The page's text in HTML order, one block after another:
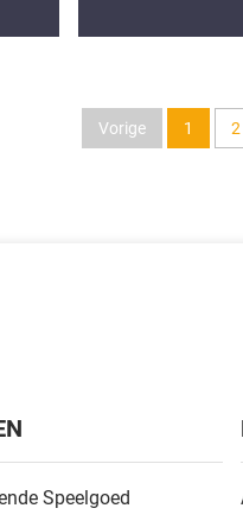
Vorige 1 2
Speelgoed